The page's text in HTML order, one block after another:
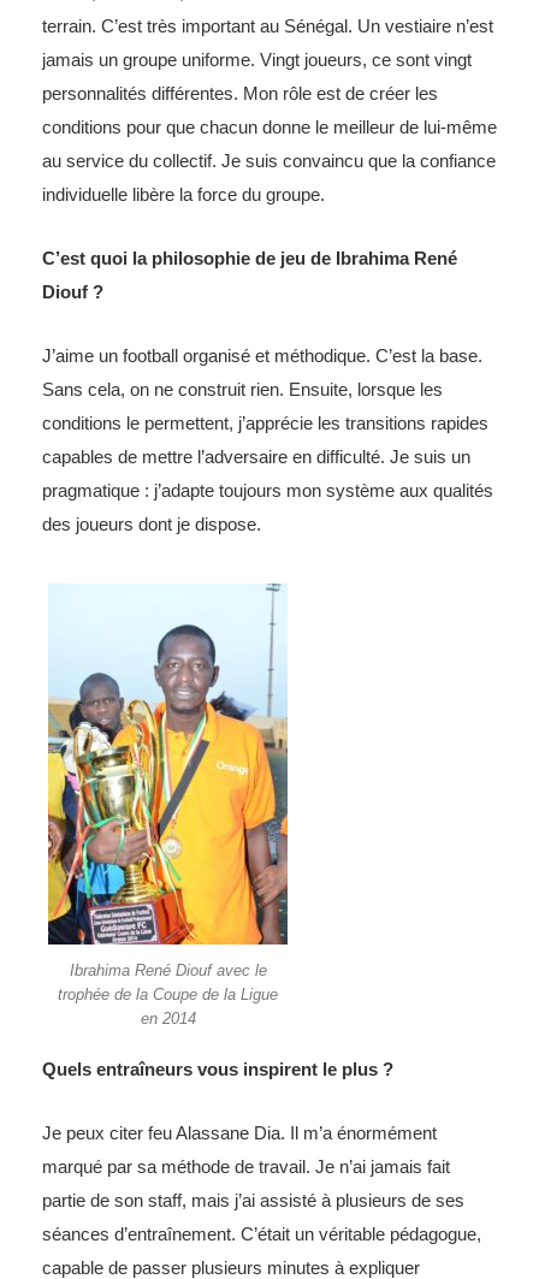
terrain. C’est très important au Sénégal. Un vestiaire n’est
jamais un groupe uniforme. Vingt joueurs, ce sont vingt
personnalités différentes. Mon rôle est de créer les
conditions pour que chacun donne le meilleur de lui-même
au service du collectif. Je suis convaincu que la confiance
individuelle libère la force du groupe.
C’est quoi la philosophie de jeu de Ibrahima René
Diouf ?
J’aime un football organisé et méthodique. C’est la base.
Sans cela, on ne construit rien. Ensuite, lorsque les
conditions le permettent, j’apprécie les transitions rapides
capables de mettre l’adversaire en difficulté. Je suis un
pragmatique : j’adapte toujours mon système aux qualités
des joueurs dont je dispose.
Ibrahima René Diouf avec le
trophée de la Coupe de la Ligue
en 2014
Quels entraîneurs vous inspirent le plus ?
Je peux citer feu Alassane Dia. Il m’a énormément
marqué par sa méthode de travail. Je n’ai jamais fait
partie de son staff, mais j’ai assisté à plusieurs de ses
séances d’entraînement. C’était un véritable pédagogue,
capable de passer plusieurs minutes à expliquer